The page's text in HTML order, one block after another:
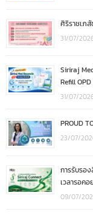
ศิริราชเภ
31/07/
Siriraj
Refill
31/07/
PROUD
23/07/
การรับรอ
เวลารอคอ
09/07/